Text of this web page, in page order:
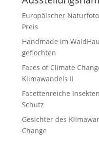
Europäischer
Preis
Handmade im
geflochten
Faces of Climate
Klimawandels II
Facettenreiche
Schutz
Gesichter des
Change